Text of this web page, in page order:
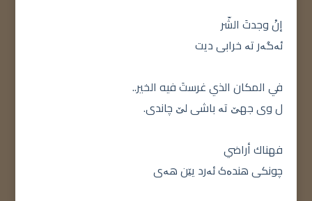
إنْ وجدتَ الشّر
ئەگەر تە خرابی دیت
في المكان الذي غرستَ فيه الخير..
ل وی جهێ تە باشی لێ چاندی.
فهناك أراضي
چونکی هندەک ئەرد يێن هەی